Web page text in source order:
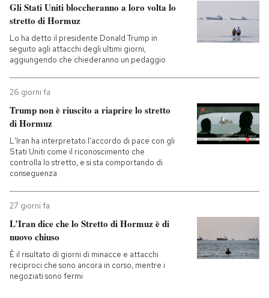
Gli Stati Uniti bloccheranno a loro volta lo
stretto di Hormuz
Lo ha detto il presidente Donald Trump in
seguito agli attacchi degli ultimi giorni,
aggiungendo che chiederanno un pedaggio
26 giorni fa
Trump non è riuscito a riaprire lo stretto
di Hormuz
L'Iran ha interpretato l'accordo di pace con gli
Stati Uniti come il riconoscimento che
controlla lo stretto, e si sta comportando di
conseguenza
27 giorni fa
L’Iran dice che lo Stretto di Hormuz è di
nuovo chiuso
È il risultato di giorni di minacce e attacchi
reciproci che sono ancora in corso, mentre i
negoziati sono fermi